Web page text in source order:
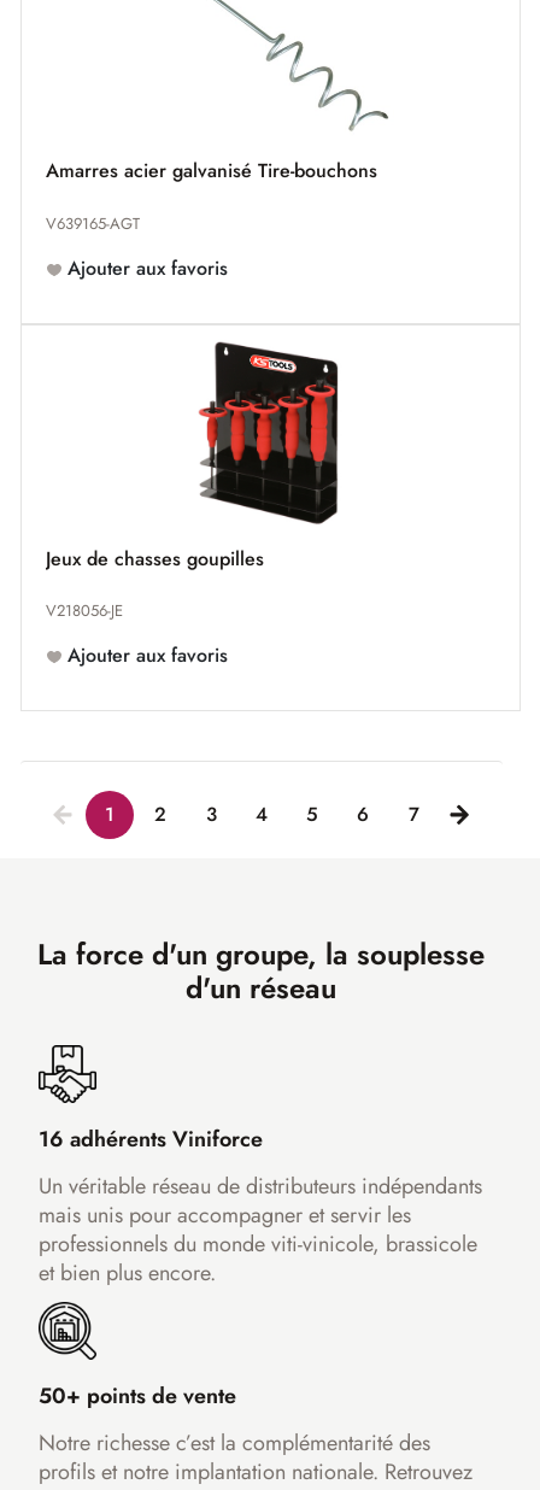
Amarres acier galvanisé Tire-bouchons
V639165-AGT
Ajouter aux favoris
Jeux de chasses goupilles
V218056-JE
Ajouter aux favoris
1 2 3 4 5 6 7
La force d'un groupe, la souplesse
d'un réseau
16 adhérents Viniforce
Un véritable réseau de distributeurs indépendants
mais unis pour accompagner et servir les
professionnels du monde viti-vinicole, brassicole
et bien plus encore.
50+ points de vente
Notre richesse c’est la complémentarité des
profils et notre implantation nationale. Retrouvez